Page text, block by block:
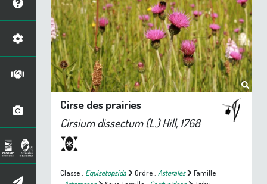
Cirse des prairies
Cirsium dissectum(L.) Hill, 1768
Classe : Equisetopsida Ordre : Asterales
Famille